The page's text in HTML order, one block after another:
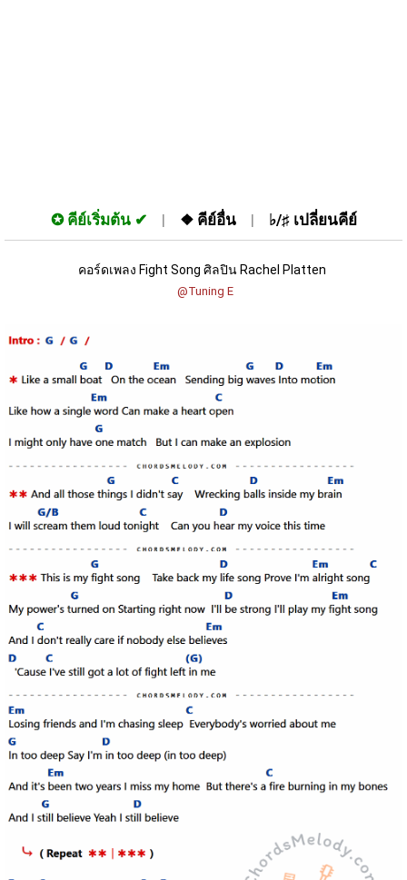
✪ คีย์เริ่มต้น ❖ คีย์อื่น ♭/♯ เปลี่ยนคีย์
คอร์ดเพลง Fight Song ศิลปิน Rachel Platten
@Tuning E